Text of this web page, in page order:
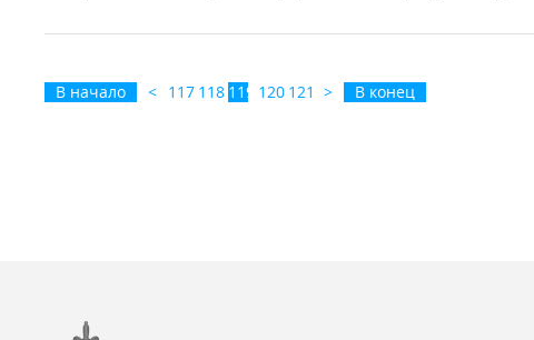
В начало < 117 118 119 120 121 > В конец